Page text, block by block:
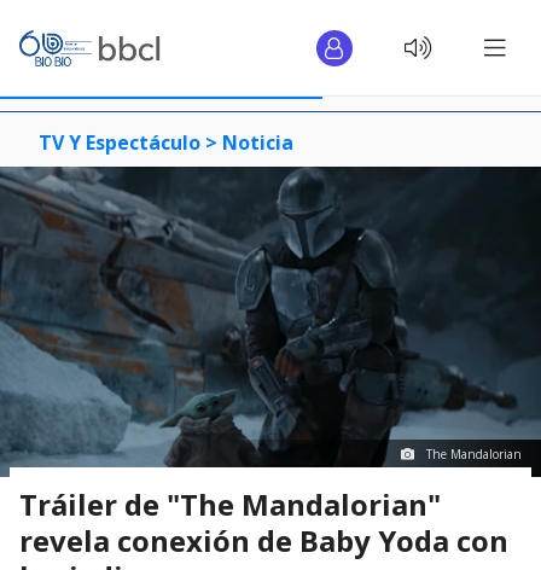
TV Y Espectáculo > Noticia
The Mandalorian
Tráiler de "The Mandalorian"
revela conexión de Baby Yoda con